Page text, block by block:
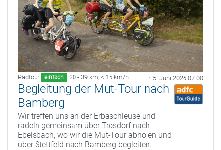
Radtour einfach 20 - 39 km, < 15 km/h Fr. 5. Juni 2026 07:00
Begleitung der Mut-Tour nach
Bamberg
Wir treffen uns an der Erbaschleuse und
radeln gemeinsam über Trosdorf nach
Ebelsbach, wo wir die Mut-Tour abholen und
über Stettfeld nach Bamberg begleiten.